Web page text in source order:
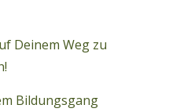
Deinem Weg zu
Bildungsgang